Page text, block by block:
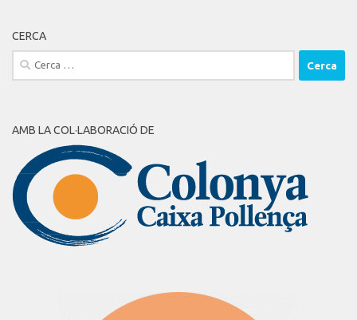
CERCA
Cerca:
AMB LA COL·LABORACIÓ DE